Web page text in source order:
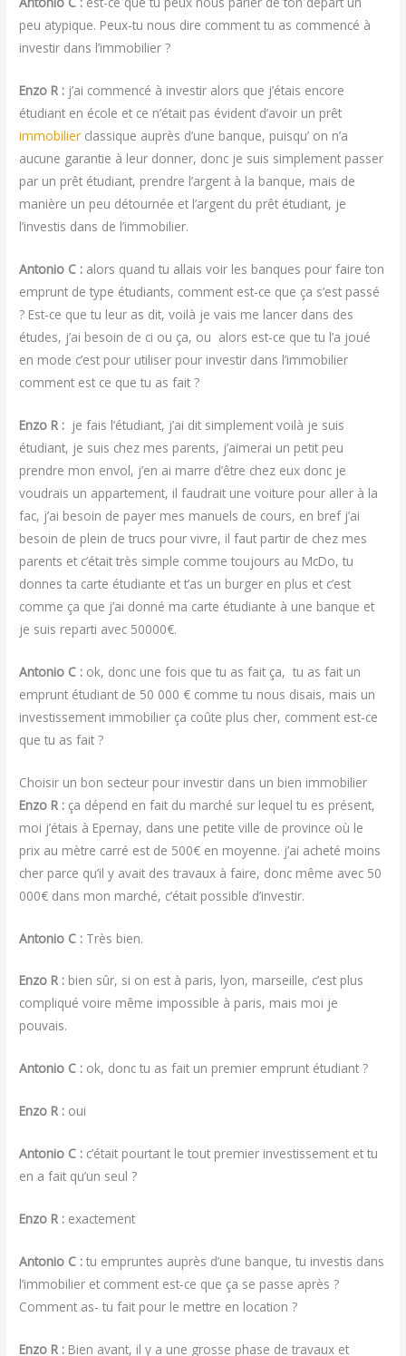
peu atypique. Peux-tu nous dire comment tu as commencé à
investir dans l’immobilier ?
Enzo R : j’ai commencé à investir alors que j’étais encore
étudiant en école et ce n’était pas évident d’avoir un prêt
immobilier classique auprès d’une banque, puisqu’ on n’a
aucune garantie à leur donner, donc je suis simplement passer
par un prêt étudiant, prendre l’argent à la banque, mais de
manière un peu détournée et l’argent du prêt étudiant, je
l’investis dans de l’immobilier.
Antonio C : alors quand tu allais voir les banques pour faire ton
emprunt de type étudiants, comment est-ce que ça s’est passé
? Est-ce que tu leur as dit, voilà je vais me lancer dans des
études, j’ai besoin de ci ou ça, ou alors est-ce que tu l’a joué
en mode c’est pour utiliser pour investir dans l’immobilier
comment est ce que tu as fait ?
Enzo R : je fais l’étudiant, j’ai dit simplement voilà je suis
étudiant, je suis chez mes parents, j’aimerai un petit peu
prendre mon envol, j’en ai marre d’être chez eux donc je
voudrais un appartement, il faudrait une voiture pour aller à la
fac, j’ai besoin de payer mes manuels de cours, en bref j’ai
besoin de plein de trucs pour vivre, il faut partir de chez mes
parents et c’était très simple comme toujours au McDo, tu
donnes ta carte étudiante et t’as un burger en plus et c’est
comme ça que j’ai donné ma carte étudiante à une banque et
je suis reparti avec 50000€.
Antonio C : ok, donc une fois que tu as fait ça, tu as fait un
emprunt étudiant de 50 000 € comme tu nous disais, mais un
investissement immobilier ça coûte plus cher, comment est-ce
que tu as fait ?
Choisir un bon secteur pour investir dans un bien immobilier
Enzo R : ça dépend en fait du marché sur lequel tu es présent,
moi j’étais à Epernay, dans une petite ville de province où le
prix au mètre carré est de 500€ en moyenne. j’ai acheté moins
cher parce qu’il y avait des travaux à faire, donc même avec 50
000€ dans mon marché, c’était possible d’investir.
Antonio C : Très bien.
Enzo R : bien sûr, si on est à paris, lyon, marseille, c’est plus
compliqué voire même impossible à paris, mais moi je
pouvais.
Antonio C : ok, donc tu as fait un premier emprunt étudiant ?
Enzo R : oui
Antonio C : c’était pourtant le tout premier investissement et tu
en a fait qu’un seul ?
Enzo R : exactement
Antonio C : tu empruntes auprès d’une banque, tu investis dans
l’immobilier et comment est-ce que ça se passe après ?
Comment as- tu fait pour le mettre en location ?
Enzo R : Bien avant, il y a une grosse phase de travaux et